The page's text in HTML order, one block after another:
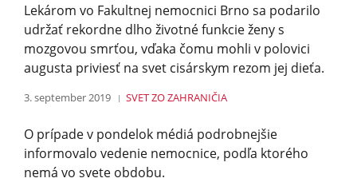
Lekárom vo Fakultnej nemocnici Brno sa podarilo
udržať rekordne dlho životné funkcie ženy s
mozgovou smrťou, vďaka čomu mohli v polovici
augusta priviesť na svet cisárskym rezom jej dieťa.
3. september 2019 SVETZO ZAHRANIČIA
O prípade v pondelok médiá podrobnejšie
informovalo vedenie nemocnice, podľa ktorého
nemá vo svete obdobu.